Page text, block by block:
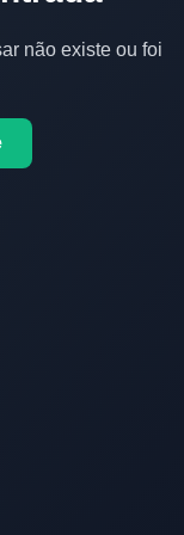
não existe ou foi